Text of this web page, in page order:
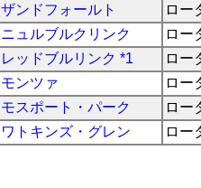
ザンドフォールト
ロー
ニュルブルクリンク
ロー
レッドブルリンク *1
ロー
モンツァ
ロー
モスポート・パーク
ロー
ワトキンズ・グレン ロー